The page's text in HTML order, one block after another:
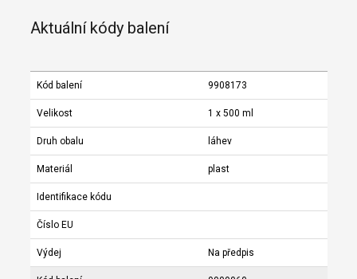
Aktuální kódy balení
Kód balení 9908173
Velikost 1 x 500 ml
Druh obalu láhev
Materiál plast
Identifikace kódu
Číslo EU
Výdej Na předpis